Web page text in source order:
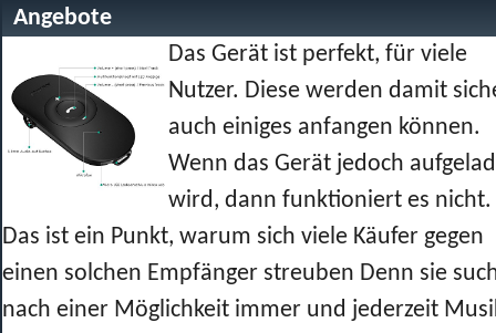
Angebote
Das Gerät ist perfekt, für viele
Nutzer. Diese werden damit
auch einiges anfangen können.
Wenn das Gerät jedoch
wird, dann funktioniert es nicht.
Das ist ein Punkt, warum sich viele Käufer gegen
einen solchen Empfänger streuben Denn sie
nach einer Möglichkeit immer und jederzeit